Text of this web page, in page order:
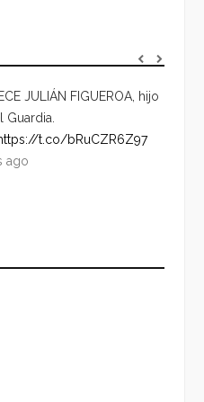
JULIÁN FIGUEROA, hijo
Guardia.
t.co/bRuCZR6Z97
ago